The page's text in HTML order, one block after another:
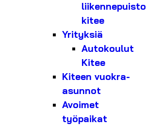
liikennepuisto
kitee
Yrityksiä
Autokoulut
Kitee
Kiteen vuokra-
asunnot
Avoimet
työpaikat